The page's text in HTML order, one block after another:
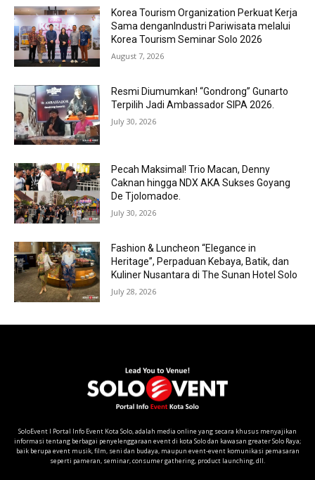
Korea Tourism Organization Perkuat Kerja
Sama denganIndustri Pariwisata melalui
Korea Tourism Seminar Solo 2026
August 7, 2026
Resmi Diumumkan! “Gondrong” Gunarto
Terpilih Jadi Ambassador SIPA 2026.
July 30, 2026
Pecah Maksimal! Trio Macan, Denny
Caknan hingga NDX AKA Sukses Goyang
De Tjolomadoe.
July 30, 2026
Fashion & Luncheon “Elegance in
Heritage”, Perpaduan Kebaya, Batik, dan
Kuliner Nusantara di The Sunan Hotel Solo
July 28, 2026
SoloEvent I Portal Info Event Kota Solo, adalah media online yang secara khusus menyajikan
informasi tentang berbagai penyelenggaraan event di kota Solo dan kawasan greater Solo Raya;
baik berupa event musik, film, seni dan budaya, maupun event-event komunikasi pemasaran
seperti pameran, seminar, consumer gathering, product launching, dll.